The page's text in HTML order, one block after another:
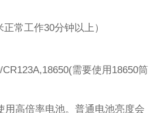
常工作30分钟以上）
需要使用18650筒
用高倍率电池。普通电池亮度会